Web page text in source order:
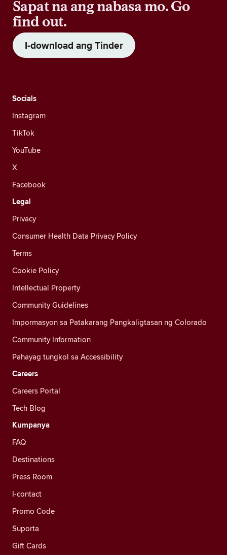
Sapat na ang nabasa mo. Go
find out.
I-download ang Tinder
Socials
Instagram
TikTok
YouTube
X
Facebook
Legal
Privacy
Consumer Health Data Privacy Policy
Terms
Cookie Policy
Intellectual Property
Community Guidelines
Impormasyon sa Patakarang Pangkaligtasan ng Colorado
Community Information
Pahayag tungkol sa Accessibility
Careers
Careers Portal
Tech Blog
Kumpanya
FAQ
Destinations
Press Room
I-contact
Promo Code
Suporta
Gift Cards